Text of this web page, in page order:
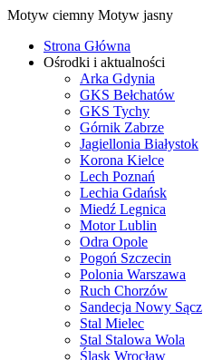
Motyw ciemny Motyw jasny
Strona Główna
Ośrodki i aktualności
Arka Gdynia
GKS Bełchatów
GKS Tychy
Górnik Zabrze
Jagiellonia Białystok
Korona Kielce
Lech Poznań
Lechia Gdańsk
Miedź Legnica
Motor Lublin
Odra Opole
Pogoń Szczecin
Polonia Warszawa
Ruch Chorzów
Sandecja Nowy Sącz
Stal Mielec
Stal Stalowa Wola
Śląsk Wrocław